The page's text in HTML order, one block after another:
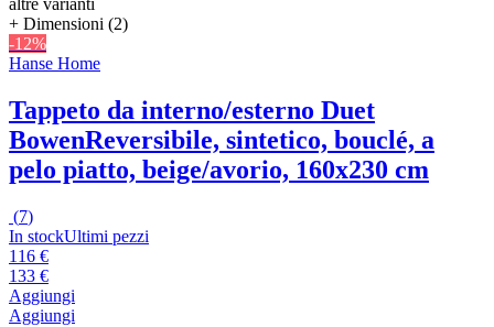
+ Dimensioni (2)
-12%
Hanse Home
Tappeto da interno/esterno Duet
BowenReversibile, sintetico, bouclé, a
pelo piatto, beige/avorio, 160x230 cm
(7)
In stockUltimi pezzi
116 €
133 €
Aggiungi
Aggiungi